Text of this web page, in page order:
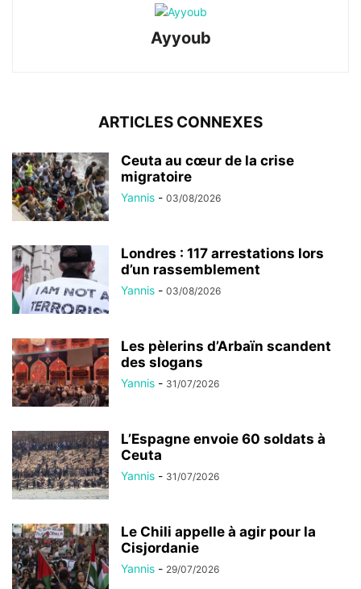
Ayyoub
ARTICLES CONNEXES
Ceuta au cœur de la crise
migratoire
Yannis - 03/08/2026
Londres : 117 arrestations lors
d’un rassemblement
Yannis - 03/08/2026
Les pèlerins d’Arbaïn scandent
des slogans
Yannis - 31/07/2026
L’Espagne envoie 60 soldats à
Ceuta
Yannis - 31/07/2026
Le Chili appelle à agir pour la
Cisjordanie
Yannis - 29/07/2026